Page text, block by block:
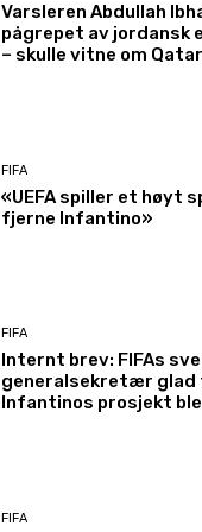
Varsleren Abdullah
pågrepet av
– skulle vitne om
FIFA
«UEFA spiller et høyt
fjerne Infantino»
FIFA
Internt brev: FIFAs
generalsekretær glad
Infantinos prosjekt
FIFA